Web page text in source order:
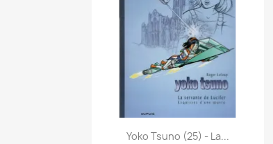
Quick view
Yoko Tsuno (25) - La...